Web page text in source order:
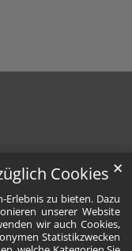
Cookies
zu bieten. Dazu
unserer Website
wir auch Cookies,
Statistikzwecken
✕